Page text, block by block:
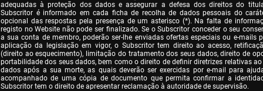
adequadas à proteção dos dados e assegurar a defesa dos direitos do
Subscritor é informado em cada ficha de recolha de dados pessoais do
opcional das respostas pela presença de um asterisco (*). Na falta de
registo no Website não pode ser finalizado. Se o Subscritor conceder o seu
a sua conta de membro, poderão ser-lhe enviadas ofertas especiais ou e-mails
aplicação da legislação em vigor, o Subscritor tem direito ao acesso,
(direito ao esquecimento), limitação do tratamento dos seus dados, direito de
portabilidade dos seus dados, bem como o direito de definir diretrizes relativas
dados após a sua morte, as quais deverão ser exercidas por e-mail para
acompanhado de uma cópia de documento que permita confirmar a
Subscritor tem o direito de apresentar reclamação à autoridade de supervisão.